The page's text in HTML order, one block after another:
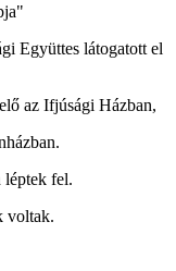
Együttes látogatott el
az Ifjúsági Házban,
léptek fel.
voltak.